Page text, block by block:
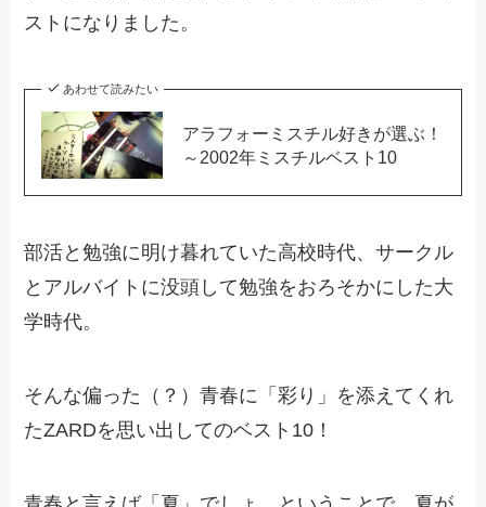
ストになりました。
あわせて読みたい
アラフォーミスチル好きが選ぶ！
～2002年ミスチルベスト10
部活と勉強に明け暮れていた高校時代、サークル
とアルバイトに没頭して勉強をおろそかにした大
学時代。
そんな偏った（？）青春に「彩り」を添えてくれ
たZARDを思い出してのベスト10！